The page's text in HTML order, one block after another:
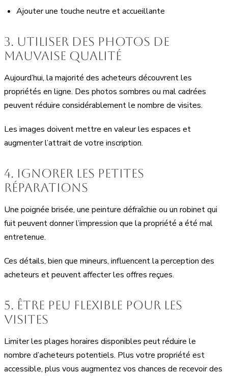
Ajouter une touche neutre et accueillante
3. Utiliser des photos de
mauvaise qualité
Aujourd’hui, la majorité des acheteurs découvrent les
propriétés en ligne. Des photos sombres ou mal cadrées
peuvent réduire considérablement le nombre de visites.
Les images doivent mettre en valeur les espaces et
augmenter l’attrait de votre inscription.
4. Ignorer les petites
réparations
Une poignée brisée, une peinture défraîchie ou un robinet qui
fuit peuvent donner l’impression que la propriété a été mal
entretenue.
Ces détails, bien que mineurs, influencent la perception des
acheteurs et peuvent affecter les offres reçues.
5. Être peu flexible pour les
visites
Limiter les plages horaires disponibles peut réduire le
nombre d’acheteurs potentiels. Plus votre propriété est
accessible, plus vous augmentez vos chances de recevoir des